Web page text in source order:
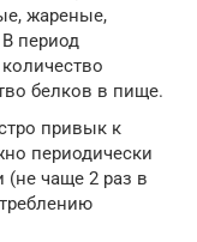
жареные,
период
белков в пище.
привык к
периодически
(не чаще 2 раз в